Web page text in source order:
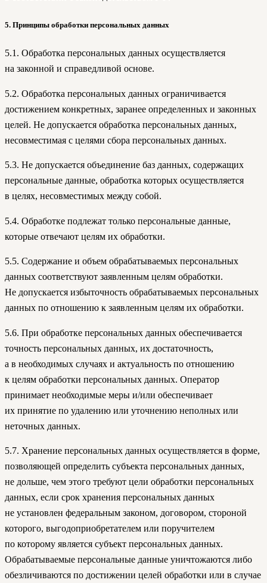
5. Принципы обработки персональных данных
5.1. Обработка персональных данных осуществляется
на законной и справедливой основе.
5.2. Обработка персональных данных ограничивается
достижением конкретных, заранее определенных и законных
целей. Не допускается обработка персональных данных,
несовместимая с целями сбора персональных данных.
5.3. Не допускается объединение баз данных, содержащих
персональные данные, обработка которых осуществляется
в целях, несовместимых между собой.
5.4. Обработке подлежат только персональные данные,
которые отвечают целям их обработки.
5.5. Содержание и объем обрабатываемых персональных
данных соответствуют заявленным целям обработки.
Не допускается избыточность обрабатываемых персональных
данных по отношению к заявленным целям их обработки.
5.6. При обработке персональных данных обеспечивается
точность персональных данных, их достаточность,
а в необходимых случаях и актуальность по отношению
к целям обработки персональных данных. Оператор
принимает необходимые меры и/или обеспечивает
их принятие по удалению или уточнению неполных или
неточных данных.
5.7. Хранение персональных данных осуществляется в форме,
позволяющей определить субъекта персональных данных,
не дольше, чем этого требуют цели обработки персональных
данных, если срок хранения персональных данных
не установлен федеральным законом, договором, стороной
которого, выгодоприобретателем или поручителем
по которому является субъект персональных данных.
Обрабатываемые персональные данные уничтожаются либо
обезличиваются по достижении целей обработки или в случае